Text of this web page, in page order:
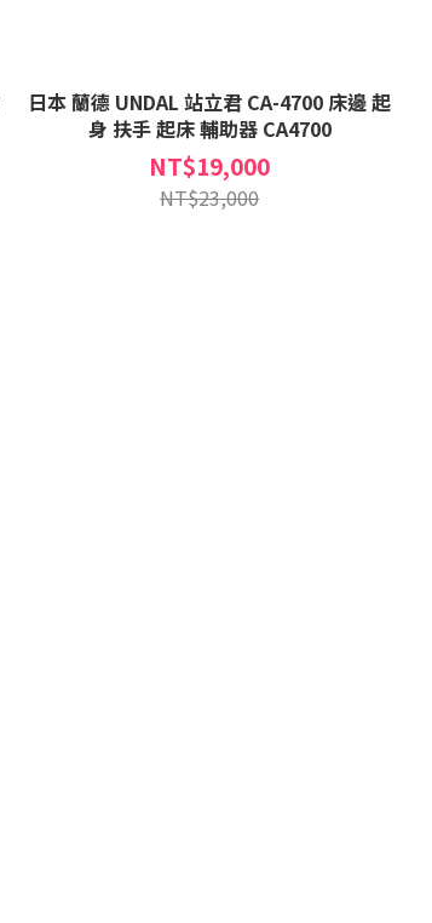
日本 蘭德 UNDAL 站立君 CA-4700 床邊 起
身 扶手 起床 輔助器 CA4700
NT$19,000
NT$23,000